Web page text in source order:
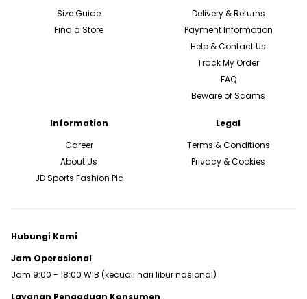
Size Guide
Find a Store
Delivery & Returns
Payment Information
Help & Contact Us
Track My Order
FAQ
Beware of Scams
Information
Career
About Us
JD Sports Fashion Plc
Legal
Terms & Conditions
Privacy & Cookies
Hubungi Kami
Jam Operasional
Jam 9:00 - 18:00 WIB (kecuali hari libur nasional)
Layanan Pengaduan Konsumen